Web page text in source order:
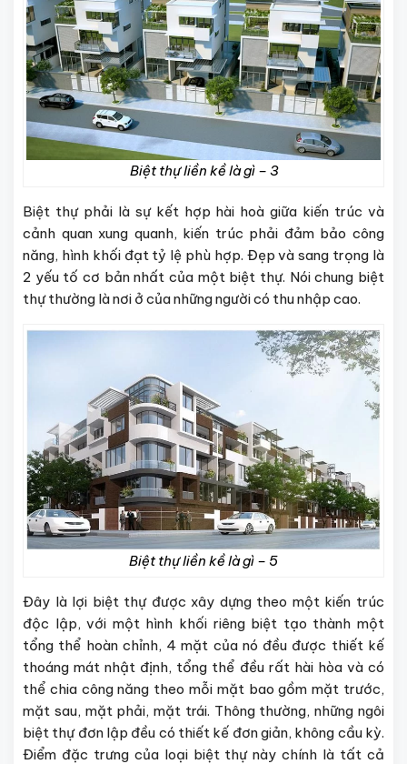
Biệt thự liền kề là gì – 3
Biệt thự phải là sự kết hợp hài hoà giữa kiến trúc và
cảnh quan xung quanh, kiến trúc phải đảm bảo công
năng, hình khối đạt tỷ lệ phù hợp. Đẹp và sang trọng là
2 yếu tố cơ bản nhất của một biệt thự. Nói chung biệt
thự thường là nơi ở của những người có thu nhập cao.
Biệt thự liền kề là gì – 5
Đây là lợi biệt thự được xây dựng theo một kiến trúc
độc lập, với một hình khối riêng biệt tạo thành một
tổng thể hoàn chỉnh, 4 mặt của nó đều được thiết kế
thoáng mát nhật định, tổng thể đều rất hài hòa và có
thể chia công năng theo mỗi mặt bao gồm mặt trước,
mặt sau, mặt phải, mặt trái. Thông thường, những ngôi
biệt thự đơn lập đều có thiết kế đơn giản, không cầu kỳ.
Điểm đặc trưng của loại biệt thự này chính là tất cả